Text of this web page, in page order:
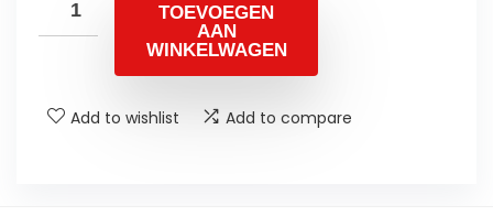
TOEVOEGEN
AAN
WINKELWAGEN
Add to wishlist Add to compare